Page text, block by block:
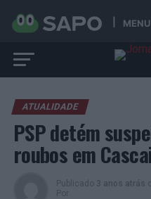
MENU
ATUALIDADE
PSP detém
roubos em
Publicado 3 anos atrás
Por